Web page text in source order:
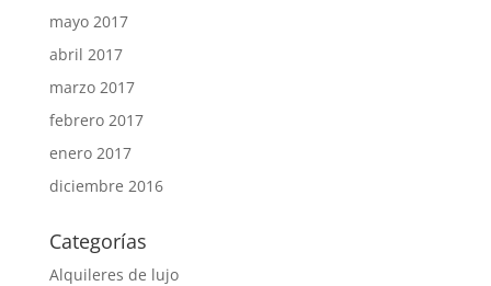
mayo 2017
abril 2017
marzo 2017
febrero 2017
enero 2017
diciembre 2016
Categorías
Alquileres de lujo